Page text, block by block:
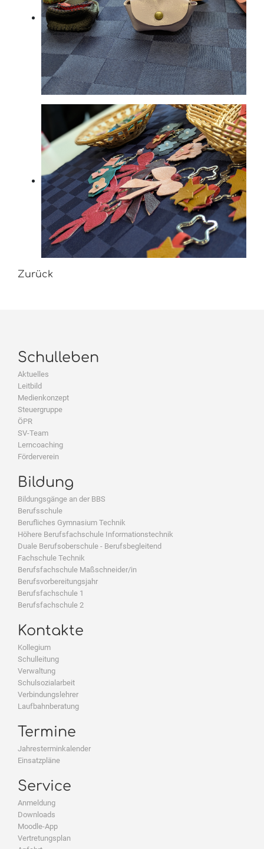
Zurück
Schulleben
Aktuelles
Leitbild
Medienkonzept
Steuergruppe
ÖPR
SV-Team
Lerncoaching
Förderverein
Bildung
Bildungsgänge an der BBS
Berufsschule
Berufliches Gymnasium Technik
Höhere Berufsfachschule Informationstechnik
Duale Berufsoberschule - Berufsbegleitend
Fachschule Technik
Berufsfachschule Maßschneider/in
Berufsvorbereitungsjahr
Berufsfachschule 1
Berufsfachschule 2
Kontakte
Kollegium
Schulleitung
Verwaltung
Schulsozialarbeit
Verbindungslehrer
Laufbahnberatung
Termine
Jahresterminkalender
Einsatzpläne
Service
Anmeldung
Downloads
Moodle-App
Vertretungsplan